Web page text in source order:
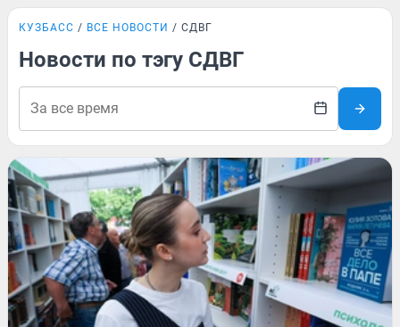
КУЗБАСС ВСЕ НОВОСТИ СДВГ
Новости по тэгу СДВГ